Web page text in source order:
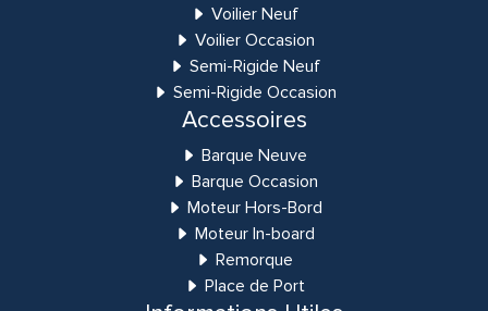
Voilier Neuf
Voilier Occasion
Semi-Rigide Neuf
Semi-Rigide Occasion
Accessoires
Barque Neuve
Barque Occasion
Moteur Hors-Bord
Moteur In-board
Remorque
Place de Port